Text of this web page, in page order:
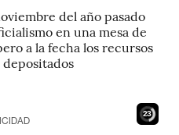
del año pasado
en una mesa de
a la fecha los recursos
21